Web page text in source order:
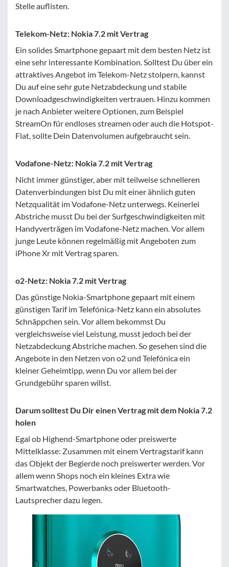
Stelle auflisten.
Telekom-Netz: Nokia 7.2 mit Vertrag
Ein solides Smartphone gepaart mit dem besten Netz ist
eine sehr interessante Kombination. Solltest Du über ein
attraktives Angebot im Telekom-Netz stolpern, kannst
Du auf eine sehr gute Netzabdeckung und stabile
Downloadgeschwindigkeiten vertrauen. Hinzu kommen
je nach Anbieter weitere Optionen, zum Beispiel
StreamOn für endloses streamen oder auch die Hotspot-
Flat, sollte Dein Datenvolumen aufgebraucht sein.
Vodafone-Netz: Nokia 7.2 mit Vertrag
Nicht immer günstiger, aber mit teilweise schnelleren
Datenverbindungen bist Du mit einer ähnlich guten
Netzqualität im Vodafone-Netz unterwegs. Keinerlei
Abstriche musst Du bei der Surfgeschwindigkeiten mit
Handyverträgen im Vodafone-Netz machen. Vor allem
junge Leute können regelmäßig mit Angeboten zum
iPhone Xr mit Vertrag sparen.
o2-Netz: Nokia 7.2 mit Vertrag
Das günstige Nokia-Smartphone gepaart mit einem
günstigen Tarif im Telefónica-Netz kann ein absolutes
Schnäppchen sein. Vor allem bekommst Du
vergleichsweise viel Leistung, musst jedoch bei der
Netzabdeckung Abstriche machen. So gesehen sind die
Angebote in den Netzen von o2 und Telefónica ein
kleiner Geheimtipp, wenn Du vor allem bei der
Grundgebühr sparen willst.
Darum solltest Du Dir einen Vertrag mit dem Nokia 7.2
holen
Egal ob Highend-Smartphone oder preiswerte
Mittelklasse: Zusammen mit einem Vertragstarif kann
das Objekt der Begierde noch preiswerter werden. Vor
allem wenn Shops noch ein kleines Extra wie
Smartwatches, Powerbanks oder Bluetooth-
Lautsprecher dazu legen.